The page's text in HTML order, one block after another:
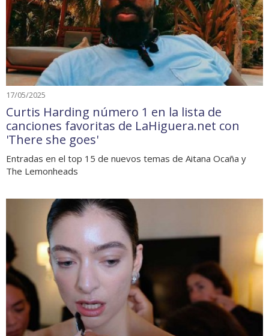
17/05/2025
Curtis Harding número 1 en la lista de
canciones favoritas de LaHiguera.net con
'There she goes'
Entradas en el top 15 de nuevos temas de Aitana Ocaña y
The Lemonheads